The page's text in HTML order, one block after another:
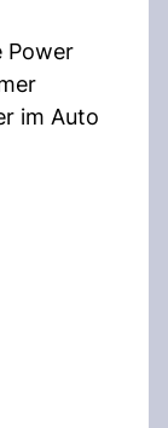
Power
im Auto